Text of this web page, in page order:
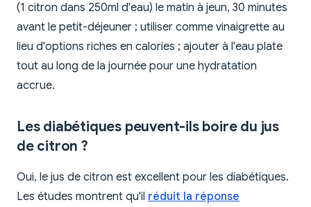
(1 citron dans 250ml d'eau) le matin à jeun, 30 minutes
avant le petit-déjeuner ; utiliser comme vinaigrette au
lieu d'options riches en calories ; ajouter à l'eau plate
tout au long de la journée pour une hydratation
accrue.
Les diabétiques peuvent-ils boire du jus
de citron ?
Oui, le jus de citron est excellent pour les diabétiques.
Les études montrent qu'il réduit la réponse